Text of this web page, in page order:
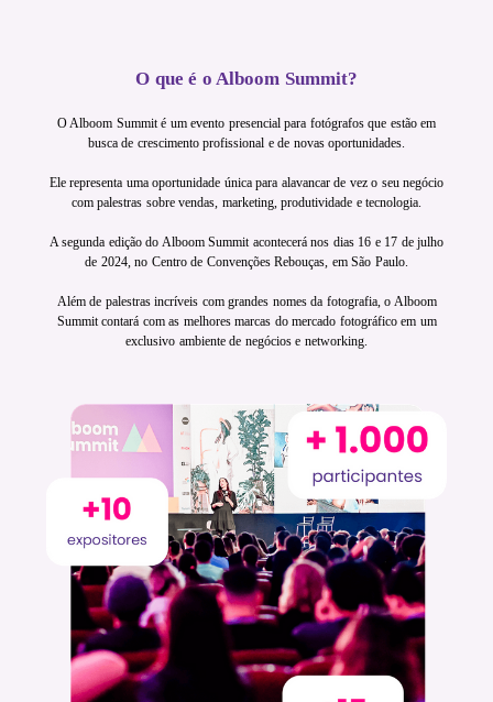
O que é o Alboom Summit?
O Alboom Summit é um evento presencial para fotógrafos que estão em
busca de crescimento profissional e de novas oportunidades.
Ele representa uma oportunidade única para alavancar de vez o seu negócio
com palestras sobre vendas, marketing, produtividade e tecnologia.
A segunda edição do Alboom Summit acontecerá nos dias 16 e 17 de julho
de 2024, no Centro de Convenções Rebouças, em São Paulo.
Além de palestras incríveis com grandes nomes da fotografia, o Alboom
Summit contará com as melhores marcas do mercado fotográfico em um
exclusivo ambiente de negócios e networking.